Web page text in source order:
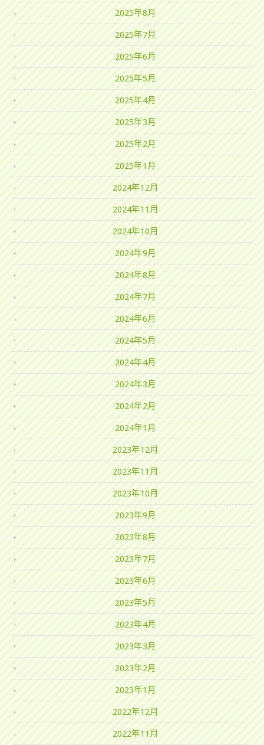
2025年8月
2025年7月
2025年6月
2025年5月
2025年4月
2025年3月
2025年2月
2025年1月
2024年12月
2024年11月
2024年10月
2024年9月
2024年8月
2024年7月
2024年6月
2024年5月
2024年4月
2024年3月
2024年2月
2024年1月
2023年12月
2023年11月
2023年10月
2023年9月
2023年8月
2023年7月
2023年6月
2023年5月
2023年4月
2023年3月
2023年2月
2023年1月
2022年12月
2022年11月